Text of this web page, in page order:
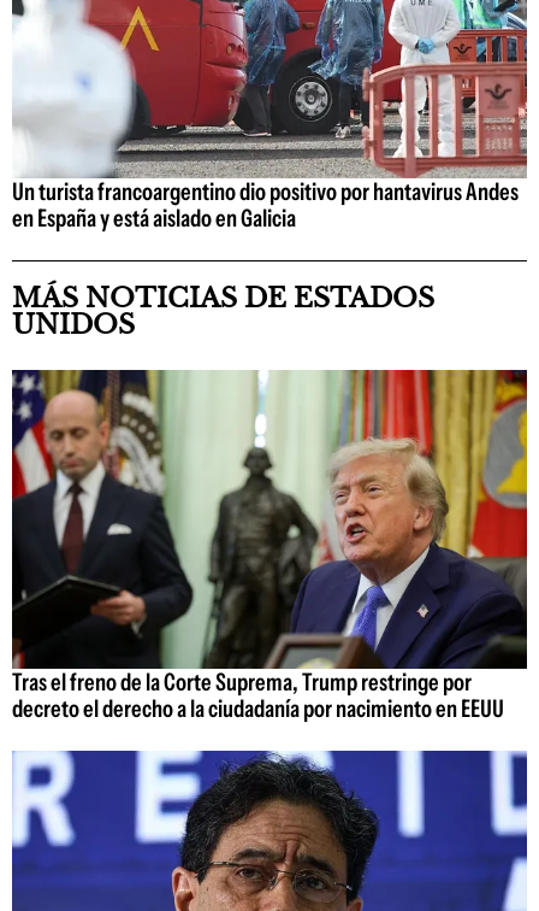
Un turista francoargentino dio positivo por hantavirus Andes
en España y está aislado en Galicia
MÁS NOTICIAS DE ESTADOS
UNIDOS
Tras el freno de la Corte Suprema, Trump restringe por
decreto el derecho a la ciudadanía por nacimiento en EEUU